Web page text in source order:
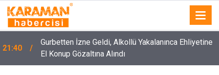
21:40
Gurbetten İzne Geldi, Alkollü Yakalanınca Ehliyetine
El Konup Gözaltına Alındı